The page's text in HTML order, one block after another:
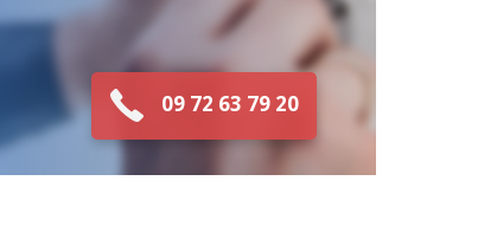
09 72 63 79 20